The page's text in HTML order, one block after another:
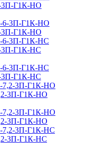
3П-Г1К-НО
3П-Г1К-НО
3П-Г1К-НС
3П-Г1К-НС
3П-Г1К-НО
3П-Г1К-НО
3П-Г1К-НС